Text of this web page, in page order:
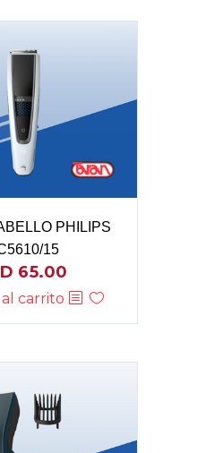
PHILIPS
15
65.00
carrito